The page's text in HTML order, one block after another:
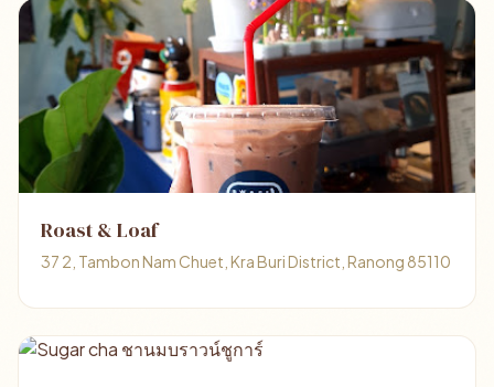
Roast & Loaf
37 2, Tambon Nam Chuet, Kra Buri District, Ranong 85110